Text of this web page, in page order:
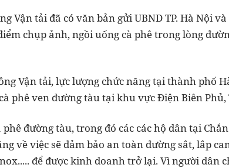
Vận tải đã có văn bản gửi UBND TP. Hà Nội
chụp ảnh, ngồi uống cà phê trong lòng
Vận tải, lực lượng chức năng tại thành phố
phê ven đường tàu tại khu vực Điện Biên
đường tàu, trong đó các các hộ dân tại
về việc sẽ đảm bảo an toàn đường sắt, lắp
để được kinh doanh trở lại. Vì người dân